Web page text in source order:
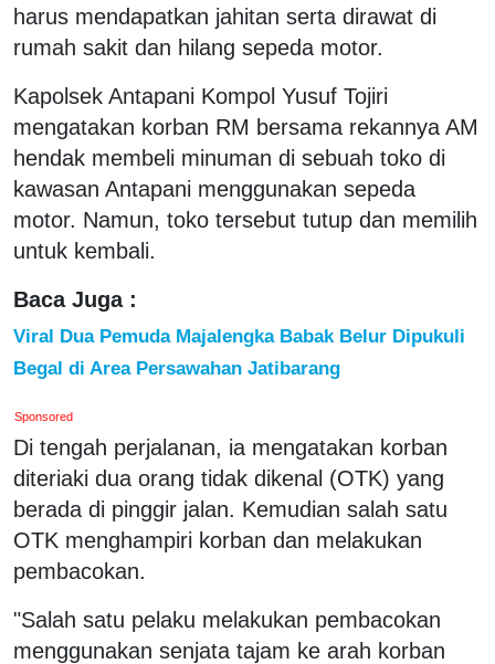
harus mendapatkan jahitan serta dirawat di
rumah sakit dan hilang sepeda motor.
Kapolsek Antapani Kompol Yusuf Tojiri
mengatakan korban RM bersama rekannya AM
hendak membeli minuman di sebuah toko di
kawasan Antapani menggunakan sepeda
motor. Namun, toko tersebut tutup dan memilih
untuk kembali.
Baca Juga :
Viral Dua Pemuda Majalengka Babak Belur Dipukuli
Begal di Area Persawahan Jatibarang
Sponsored
Di tengah perjalanan, ia mengatakan korban
diteriaki dua orang tidak dikenal (OTK) yang
berada di pinggir jalan. Kemudian salah satu
OTK menghampiri korban dan melakukan
pembacokan.
"Salah satu pelaku melakukan pembacokan
menggunakan senjata tajam ke arah korban